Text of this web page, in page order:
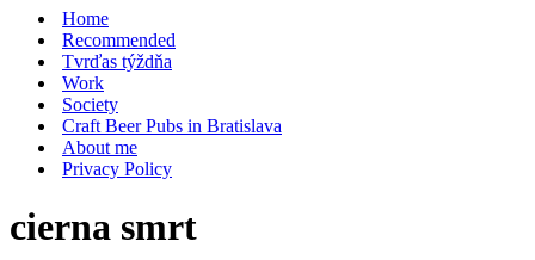
Home
Recommended
Tvrďas týždňa
Work
Society
Craft Beer Pubs in Bratislava
About me
Privacy Policy
cierna smrt